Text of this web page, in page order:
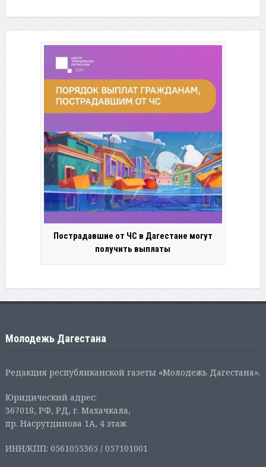
Пострадавшие от ЧС в Дагестане могут
получить выплаты
Молодежь Дагестана
Редакция республиканской газеты «Молодежь Дагестана».
Юридический адрес:
367018, РФ, РД, г. Махачкала,
пр. Насрутдинова 1А, 4 этаж
ИНН/КПП: 0561055365 / 057101001